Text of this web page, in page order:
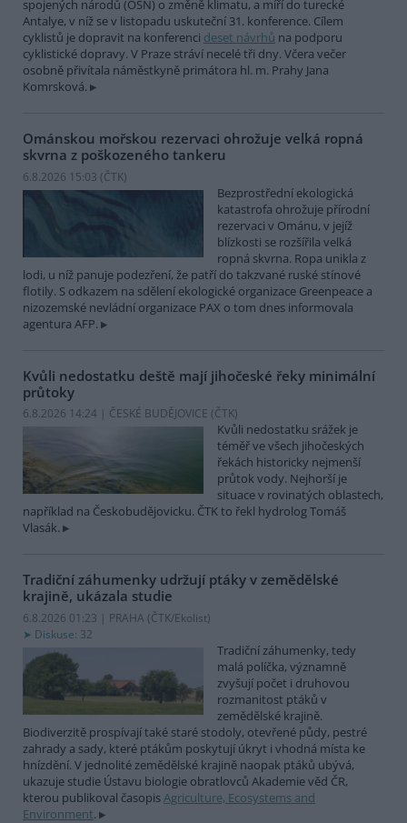
spojených národů (OSN) o změně klimatu, a míří do turecké
Antalye, v níž se v listopadu uskuteční 31. konference. Cílem
cyklistů je dopravit na konferenci deset návrhů na podporu
cyklistické dopravy. V Praze stráví necelé tři dny. Včera večer
osobně přivítala náměstkyně primátora hl. m. Prahy Jana
Komrsková.
Ománskou mořskou rezervaci ohrožuje velká ropná
skvrna z poškozeného tankeru
6.8.2026 15:03 (ČTK)
Bezprostřední ekologická
katastrofa ohrožuje přírodní
rezervaci v Ománu, v jejíž
blízkosti se rozšířila velká
ropná skvrna. Ropa unikla z
lodi, u níž panuje podezření, že patří do takzvané ruské stínové
flotily. S odkazem na sdělení ekologické organizace Greenpeace a
nizozemské nevládní organizace PAX o tom dnes informovala
agentura AFP.
Kvůli nedostatku deště mají jihočeské řeky minimální
průtoky
6.8.2026 14:24 | ČESKÉ BUDĚJOVICE (ČTK)
Kvůli nedostatku srážek je
téměř ve všech jihočeských
řekách historicky nejmenší
průtok vody. Nejhorší je
situace v rovinatých oblastech,
například na Českobudějovicku. ČTK to řekl hydrolog Tomáš
Vlasák.
Tradiční záhumenky udržují ptáky v zemědělské
krajině, ukázala studie
6.8.2026 01:23 | PRAHA (ČTK/Ekolist)
Diskuse: 32
Tradiční záhumenky, tedy
malá políčka, významně
zvyšují počet i druhovou
rozmanitost ptáků v
zemědělské krajině.
Biodiverzitě prospívají také staré stodoly, otevřené půdy, pestré
zahrady a sady, které ptákům poskytují úkryt i vhodná místa ke
hnízdění. V jednolité zemědělské krajině naopak ptáků ubývá,
ukazuje studie Ústavu biologie obratlovců Akademie věd ČR,
kterou publikoval časopisAgriculture, Ecosystems and
Environment.